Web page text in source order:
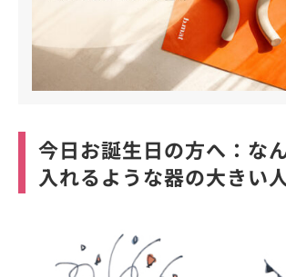
今日お誕生日の方へ：な
入れるような器の大きい